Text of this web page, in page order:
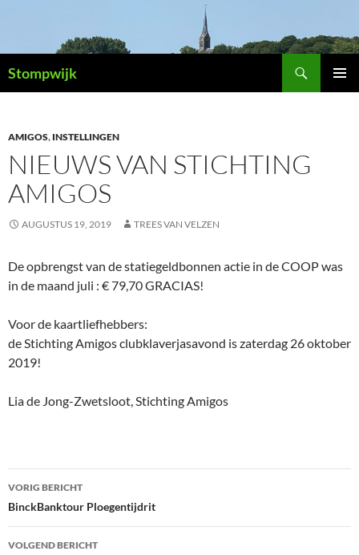
inhoud
Stompwijk
AMIGOS, INSTELLINGEN
NIEUWS VAN STICHTING
AMIGOS
AUGUSTUS 19, 2019 TREES VAN VELZEN
De opbrengst van de statiegeldbonnen actie in de COOP was
in de maand juli : € 79,70 GRACIAS!
Voor de kaartliefhebbers:
de Stichting Amigos clubklaverjasavond is zaterdag 26 oktober
2019!
Lia de Jong-Zwetsloot, Stichting Amigos
Bericht
navigatie
VORIG BERICHT
BinckBanktour Ploegentijdrit
VOLGEND BERICHT